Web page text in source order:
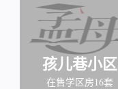
孩儿巷小区
在售学区房16套